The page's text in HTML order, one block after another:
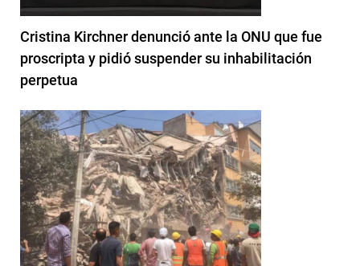
Cristina Kirchner denunció ante la ONU que fue
proscripta y pidió suspender su inhabilitación
perpetua